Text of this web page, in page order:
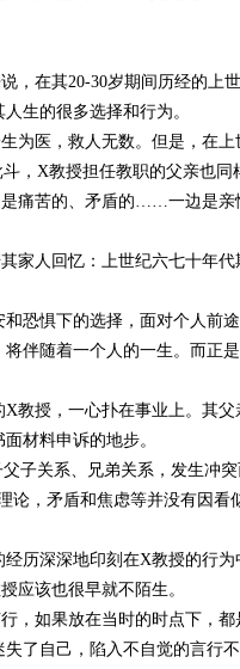
，在其20-30岁期间历经的上
生的很多选择和行为。
为医，救人无数。但是，在
，X教授担任教职的父亲也
痛苦的、矛盾的……一边是亲
家人回忆：上世纪六七十年
和恐惧下的选择，面对个人
伴随着一个人的一生。而正
教授，一心扑在事业上。其
材料申诉的地步。
子关系、兄弟关系，发生冲
论，矛盾和焦虑等并没有因看
历深深地印刻在X教授的行
应该也很早就不陌生。
，如果放在当时的时点下，
了自己，陷入不自觉的言行